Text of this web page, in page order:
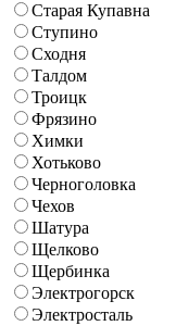
Старая Купавна
Ступино
Сходня
Талдом
Троицк
Фрязино
Химки
Хотьково
Черноголовка
Чехов
Шатура
Щелково
Щербинка
Электрогорск
Электросталь